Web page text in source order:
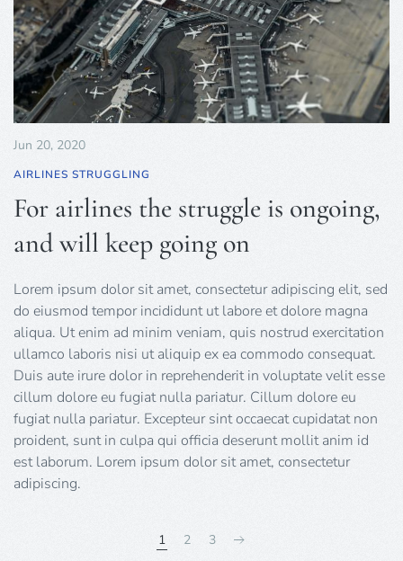
Jun 20, 2020
AIRLINES STRUGGLING
For airlines the struggle is ongoing,
and will keep going on
Lorem ipsum dolor sit amet, consectetur adipiscing elit, sed
do eiusmod tempor incididunt ut labore et dolore magna
aliqua. Ut enim ad minim veniam, quis nostrud exercitation
ullamco laboris nisi ut aliquip ex ea commodo consequat.
Duis aute irure dolor in reprehenderit in voluptate velit esse
cillum dolore eu fugiat nulla pariatur. Cillum dolore eu
fugiat nulla pariatur. Excepteur sint occaecat cupidatat non
proident, sunt in culpa qui officia deserunt mollit anim id
est laborum. Lorem ipsum dolor sit amet, consectetur
adipiscing.
1 2 3